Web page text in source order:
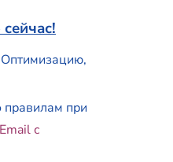
Оптимизацию,
при
с